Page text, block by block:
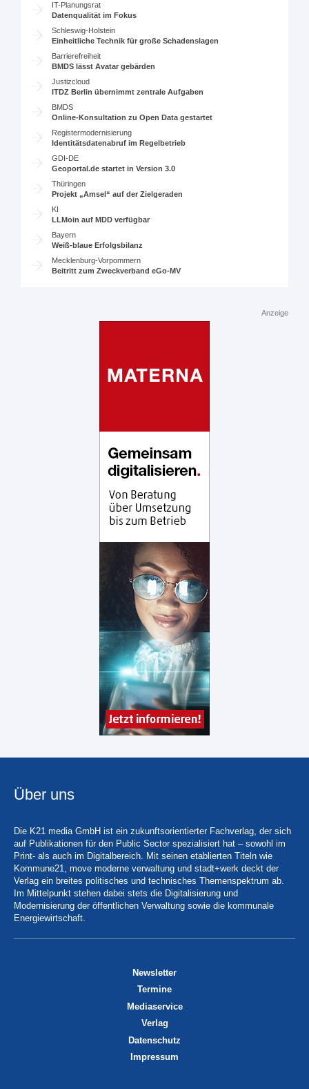
IT-Planungsrat
Datenqualität im Fokus
Schleswig-Holstein
Einheitliche Technik für große Schadenslagen
Barrierefreiheit
BMDS lässt Avatar gebärden
Justizcloud
ITDZ Berlin übernimmt zentrale Aufgaben
BMDS
Online-Konsultation zu Open Data gestartet
Registermodernisierung
Identitätsdatenabruf im Regelbetrieb
GDI-DE
Geoportal.de startet in Version 3.0
Thüringen
Projekt „Amsel“ auf der Zielgeraden
KI
LLMoin auf MDD verfügbar
Bayern
Weiß-blaue Erfolgsbilanz
Mecklenburg-Vorpommern
Beitritt zum Zweckverband eGo-MV
Anzeige
Über uns
Die K21 media GmbH ist ein zukunftsorientierter Fachverlag, der sich
auf Publikationen für den Public Sector spezialisiert hat – sowohl im
Print- als auch im Digitalbereich. Mit seinen etablierten Titeln wie
Kommune21, move moderne verwaltung und stadt+werk deckt der
Verlag ein breites politisches und technisches Themenspektrum ab.
Im Mittelpunkt stehen dabei stets die Digitalisierung und
Modernisierung der öffentlichen Verwaltung sowie die kommunale
Energiewirtschaft.
Newsletter
Termine
Mediaservice
Verlag
Datenschutz
Impressum